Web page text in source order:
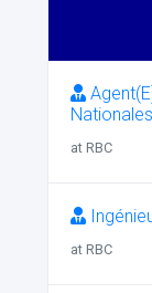
at RBC
at RBC